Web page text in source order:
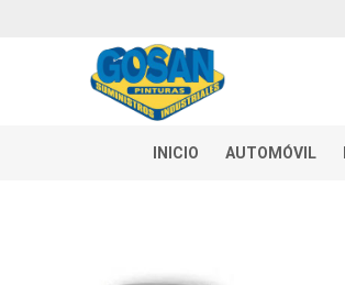
INICIO AUTOMÓVIL